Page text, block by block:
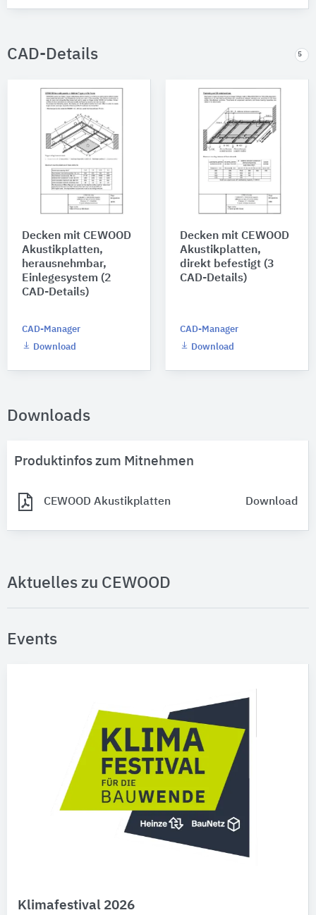
CAD-Details 5
Decken mit CEWOOD
Akustikplatten,
herausnehmbar,
Einlegesystem (2
CAD-Details)
CAD-Manager
Download
Decken mit CEWOOD
Akustikplatten,
direkt befestigt (3
CAD-Details)
CAD-Manager
Download
Downloads
Produktinfos zum Mitnehmen
CEWOOD Akustikplatten Download
Aktuelles zu CEWOOD
Events
Klimafestival 2026